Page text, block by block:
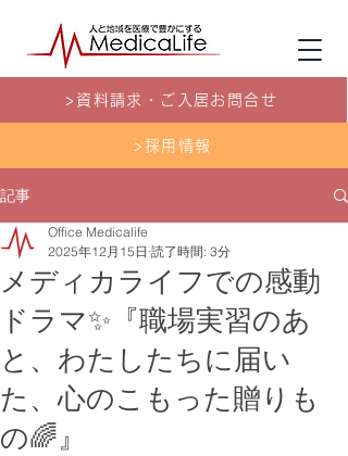
>資料請求・ご入居お問合せ
>採用情報
記事
メディカライフでの感動
ドラマ✨『職場実習のあ
と、わたしたちに届い
た、心のこもった贈りも
の🌈』
Office Medicalife
2025年12月15日 読了時間: 3分